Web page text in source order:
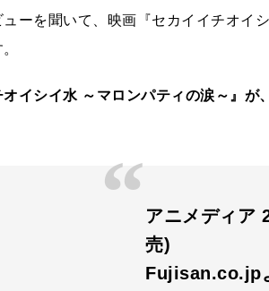
ューを聞いて、映画『セカイイチオイ
オイシイ水 ～マロンパティの涙～』
アニメディア
売)
Fujisan.co.jp